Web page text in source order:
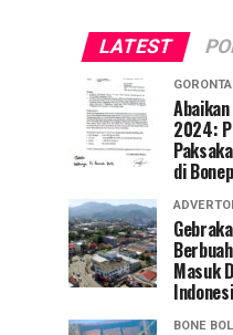
LATEST
2024:
di
Masuk
BONE